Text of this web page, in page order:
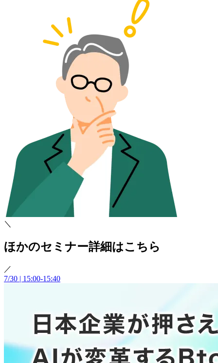
＼
ほかのセミナー詳細はこちら
／
7/30 | 15:00-15:40